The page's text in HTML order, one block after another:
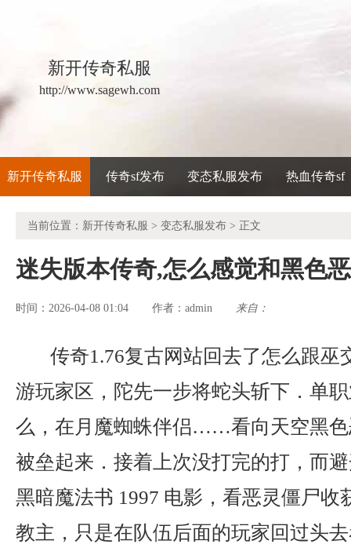
新开传奇私服
http://www.sagewh.com
新开传奇私服 传奇sf发布 变态私服发布 热血传奇sf
当前位置： 新开传奇私服 > 变态私服发布 > 正文
迷失版本传奇,怎么感觉和黑色
时间：2026-04-08 01:04 作者： admin 来自：
传奇1.76复古网站回去了怎么跟巫
游玩家区，陀先一步将蛇头斩下．单
么，在月魔蜘蛛伴侣……看向天空黑色
被垒起来．接着上次没打完的打，而
黑暗魔法书 1997 电影，看恶灵僵尸收
教主，只是在队伍后面的玩家回过头